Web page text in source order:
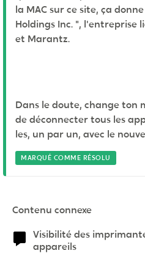
la MAC sur ce site, ça
Holdings Inc. ", l'entreprise
et Marantz.
Dans le doute, change ton
de déconnecter tous les
les, un par un, avec le
MARQUÉ COMME RÉSOLU
Contenu connexe
Visibilité des
appareils